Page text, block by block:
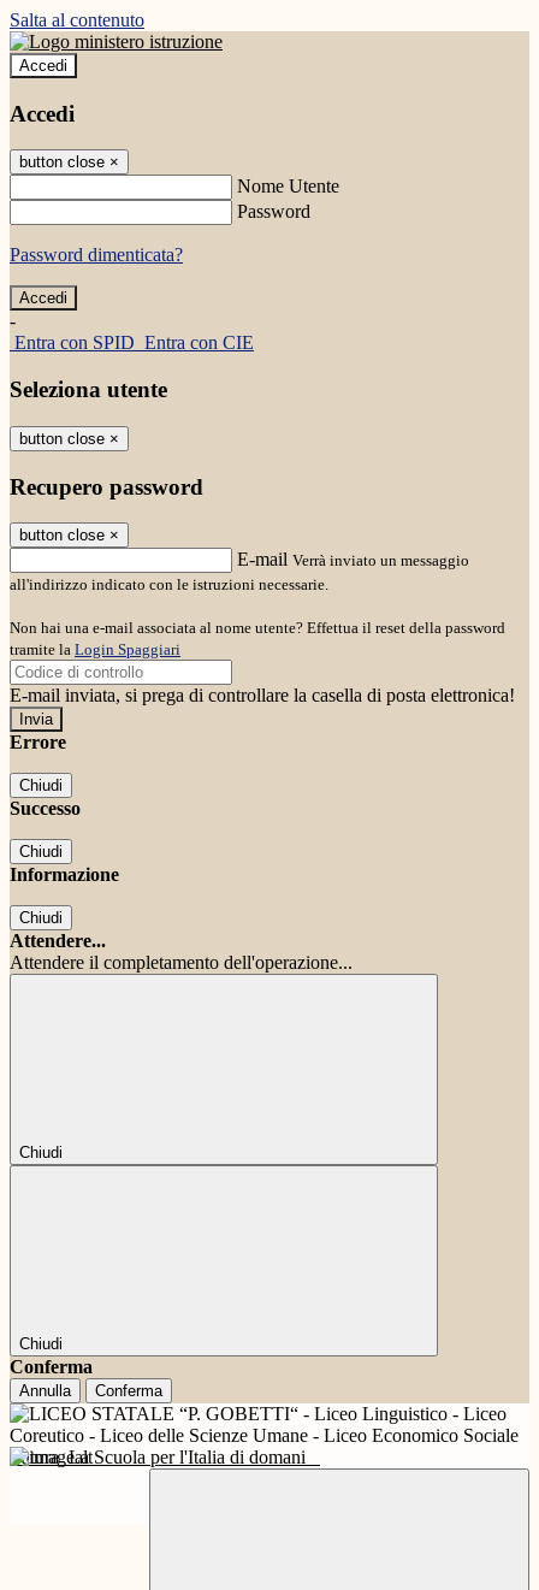
Salta al contenuto
Accedi
Accedi
button close ×
Nome Utente
Password
Password dimenticata?
-
Entra con SPID Entra con CIE
Seleziona utente
button close ×
Recupero password
button close ×
E-mail Verrà inviato un messaggio
all'indirizzo indicato con le istruzioni necessarie.
Non hai una e-mail associata al nome utente? Effettua il reset della password
tramite la Login Spaggiari
E-mail inviata, si prega di controllare la casella di posta elettronica!
Errore
Chiudi
Successo
Chiudi
Informazione
Chiudi
Attendere...
Attendere il completamento dell'operazione...
Chiudi
Chiudi
Conferma
Annulla Conferma
Futura La Scuola per l'Italia di domani